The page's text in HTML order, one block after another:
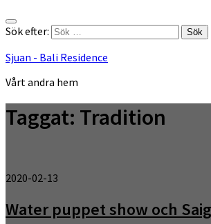
Sök efter:
Sjuan - Bali Residence
Vårt andra hem
Taggat: Tradition
2020-02-13
Water puppet show och